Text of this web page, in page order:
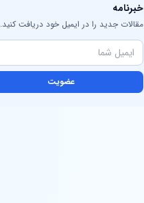
خبرنامه
مقالات جدید را در ایمیل خود دریافت کنید.
عضویت